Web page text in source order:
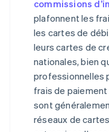
commissions
plafonnent les
les cartes de
leurs cartes de
nationales, bien
professionnelles
frais de
sont
réseaux de